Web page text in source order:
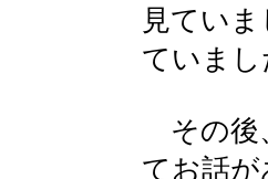
見てい
ていまし
その後
てお話